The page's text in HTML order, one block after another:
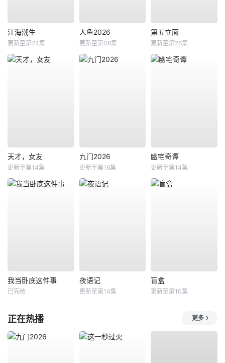
江海潮生
更新至第24集
人鱼2026
更新至第08集
第五立面
更新至第26集
天才，女友
更新至第14集
九门2026
更新至第16集
幽宅奇谭
更新至第14集
我当卧底这件事
已完结
夜语记
更新至第14集
盲盒
更新至第10集
正在热播 更多